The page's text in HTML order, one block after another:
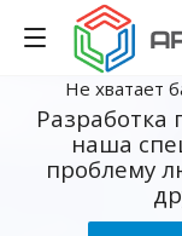
Не хватает
Разработка
наша
проблему